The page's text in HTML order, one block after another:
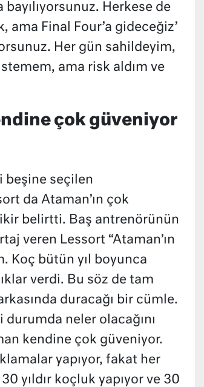
bayılıyorsunuz. Herkese de
ama Final Four’a gideceğiz’
Her gün sahildeyim,
ama risk aldım ve
çok güveniyor
beşine seçilen
da Ataman’ın çok
belirtti. Baş antrenörünün
veren Lessort “Ataman’ın
Koç bütün yıl boyunca
verdi. Bu söz de tam
duracağı bir cümle.
durumda neler olacağını
kendine çok güveniyor.
yapıyor, fakat her
yıldır koçluk yapıyor ve 30